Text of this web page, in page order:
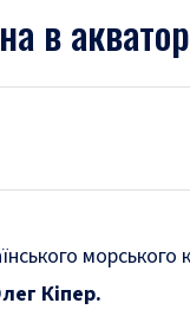
в
морського
Кіпер.